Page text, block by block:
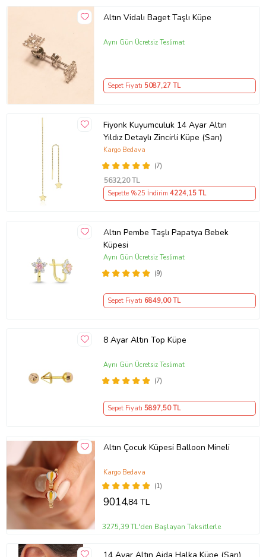
Altın Vidalı Baget Taşlı Küpe
Aynı Gün Ücretsiz Teslimat
Sepet Fiyatı 5087,27 TL
Fiyonk Kuyumculuk 14 Ayar Altın
Yıldız Detaylı Zincirli Küpe (Sarı)
(7)
Kargo Bedava
5632,20 TL
Sepette %25 İndirim 4224,15 TL
Altın Pembe Taşlı Papatya Bebek
Küpesi
(9)
Aynı Gün Ücretsiz Teslimat
Sepet Fiyatı 6849,00 TL
8 Ayar Altın Top Küpe
(7)
Aynı Gün Ücretsiz Teslimat
Sepet Fiyatı 5897,50 TL
Altın Çocuk Küpesi Balloon Mineli
(1)
Kargo Bedava
9014,84 TL
3275,39 TL'den Başlayan Taksitlerle